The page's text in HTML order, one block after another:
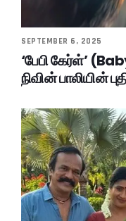
SEPTEMBER 6, 2025
‘பேபி கேர்ள்’
நிவின் பாலியின்